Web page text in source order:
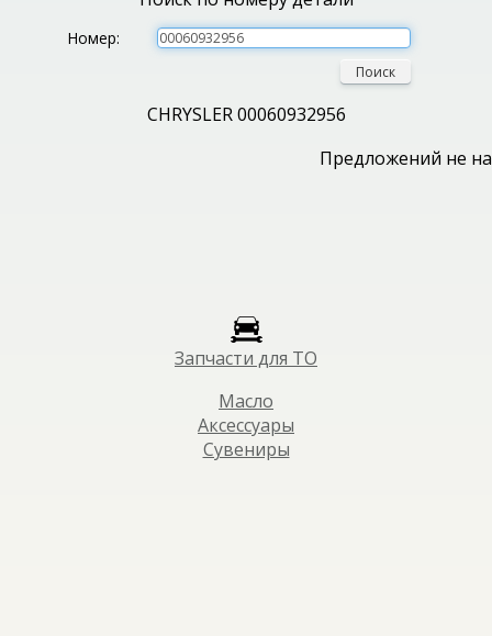
Номер:
Поиск
CHRYSLER 00060932956
Предложений не
Запчасти для ТО
Масло
Аксессуары
Сувениры